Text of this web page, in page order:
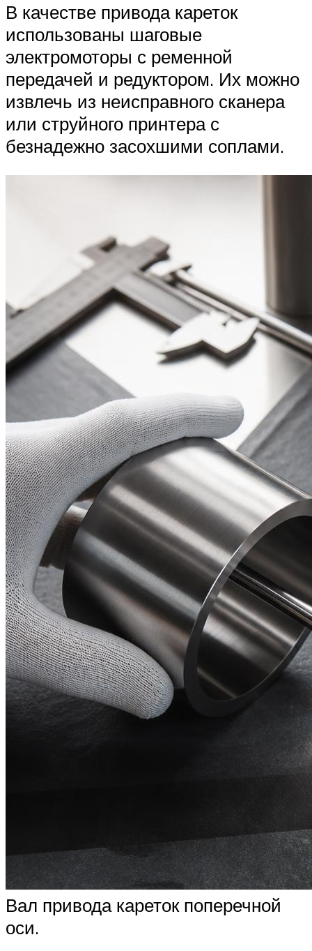
В качестве привода кареток
использованы шаговые
электромоторы с ременной
передачей и редуктором. Их можно
извлечь из неисправного сканера
или струйного принтера с
безнадежно засохшими соплами.
Вал привода кареток поперечной
оси.